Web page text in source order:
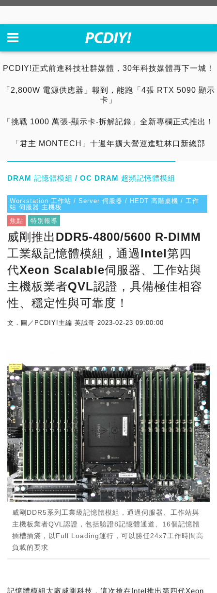
PCDIY!正式前進科技社群媒體，30年科技媒體再下一城！
「2,800W 電源供應器」報到，能跑「4張 RTX 5090 顯示
卡」
「挑戰 1000 萬張-顯示卡-拆解記錄」全新專欄正式推出！
「君主 MONTECH」十週年擴大營運進駐林口新總部
DRAM 記憶體模組 / OC DRAM 超頻記憶體模組
Workstation 工作站 / Server 伺服器 / HEDT 高階桌機 / 工作
站 伺服器 主機板
焦點
特別報導
威剛推出DDR5-4800/5600 R-DIMM
工業級記憶體模組，通過Intel第四
代Xeon Scalable伺服器、工作站與
主機板業者QVL認證，具備極佳相容
性、穩定性與可靠度！
文．圖／PCDIY!主編 英誠哥 2023-02-23 09:00:00
威剛DDR5系列工業級記憶體模組，通過伺服器、工作站與
主機板業者QVL認證，包括驗證8記憶體通道、16個記憶體
插槽插滿，以Full Loading運行，可以勝任24x7工作時間高
負載的要求
記憶體模組大廠威剛科技，這次搶在Intel推出第四代Xeon